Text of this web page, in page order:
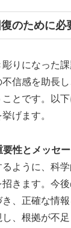
のために必
りになった課
信感を助長
とです。以
げます。
要性とメッセ
ように、科
きます。今
、正確な情
、根拠が不